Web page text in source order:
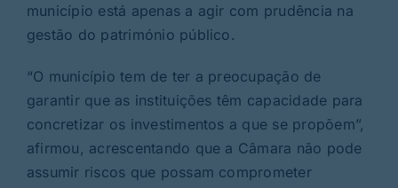
município está apenas a agir com prudência na
gestão do património público.
“O município tem de ter a preocupação de
garantir que as instituições têm capacidade para
concretizar os investimentos a que se propõem”,
afirmou, acrescentando que a Câmara não pode
assumir riscos que possam comprometer